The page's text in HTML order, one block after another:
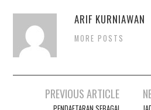
ARIF KURNIAWAN
MORE POSTS
PREVIOUS ARTICLE